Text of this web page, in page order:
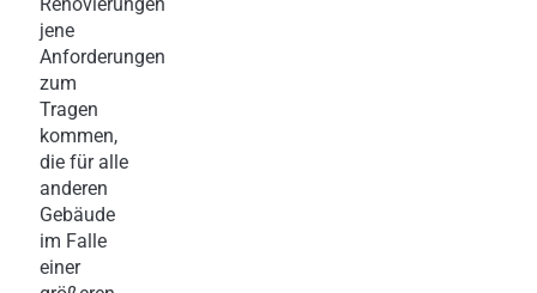
jene
Anforderungen
zum
Tragen
kommen,
die für alle
anderen
Gebäude
im Falle
einer